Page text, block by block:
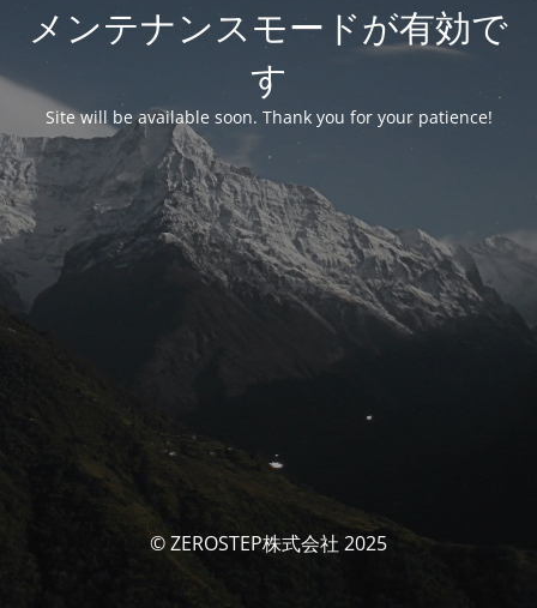
メンテナンスモードが有効で
す
Site will be available soon. Thank you for your patience!
© ZEROSTEP株式会社 2025